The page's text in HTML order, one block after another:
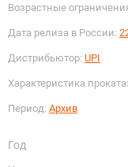
Возрастные
Дата релиза в России:
Дистрибьютор: UPI
Характеристика проката:
Период: Архив
Год